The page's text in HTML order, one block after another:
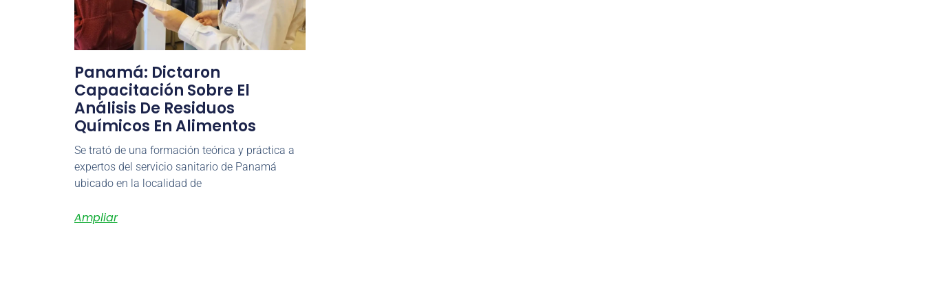
Panamá: Dictaron
Capacitación Sobre El
Análisis De Residuos
Químicos En Alimentos
Se trató de una formación teórica y práctica a
expertos del servicio sanitario de Panamá
ubicado en la localidad de
Ampliar